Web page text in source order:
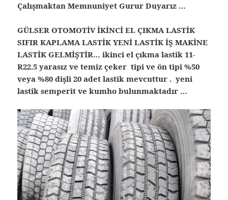
Çalışmaktan Memnuniyet Gurur Duyarız …
GÜLSER OTOMOTİV İKİNCİ EL ÇIKMA LASTİK
SIFIR KAPLAMA LASTİK YENİ LASTİK İŞ MAKİNE
LASTİK GELMİŞTİR… ikinci el çıkma lastik 11-
R22.5 yarasız ve temiz çeker tipi ve ön tipi %50
veya %80 dişli 20 adet lastik mevcuttur . yeni
lastik semperit ve kumho bulunmaktadır …